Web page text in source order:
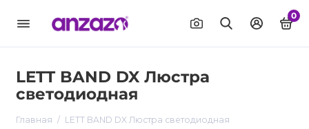
0
LETT BAND DX Люстра
светодиодная
Главная LETT BAND DX Люстра светодиодная